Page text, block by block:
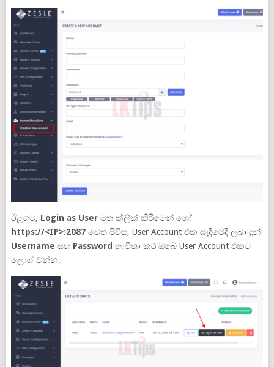
ඊළගට, Login as Userමත ක්ලික් කිරීමෙන් හෝ
https://<IP>:2087වෙත පිවිස, User Account එක සැදීමේදී ලබා දුන්
Username සහ Password භාවිතා කර ඔබේ User Account එකට
ලොග් වන්න.